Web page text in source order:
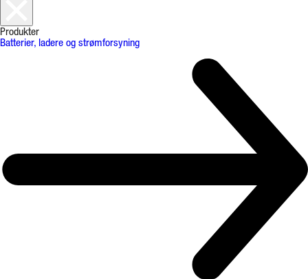
Produkter
Batterier, ladere og strømforsyning